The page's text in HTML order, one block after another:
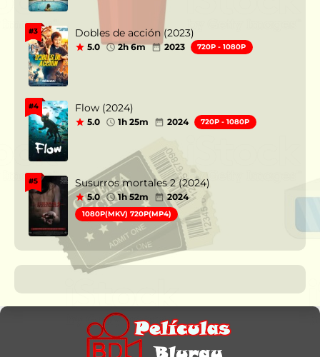
#3 Dobles de acción (2023)
5.0 2h 6m 2023 720P - 1080P
#4 Flow (2024)
5.0 1h 25m 2024 720P - 1080P
#5 Susurros mortales 2 (2024)
5.0 1h 52m 2024
1080P(MKV) 720P(MP4)